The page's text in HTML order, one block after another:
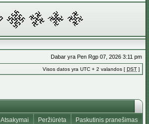
Dabar yra Pen Rgp 07, 2026 3:11 pm
Visos datos yra UTC + 2 valandos [ DST ]
Atsakymai Peržiūrėta Paskutinis pranešimas